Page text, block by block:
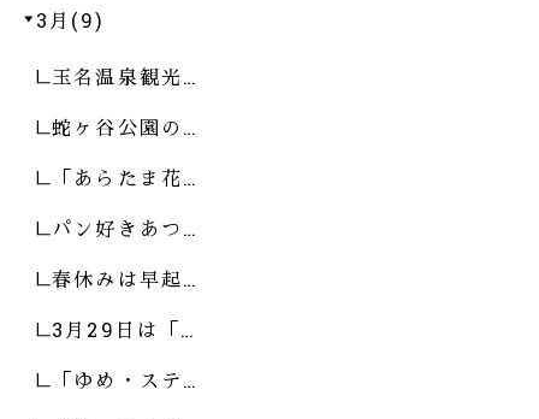
3月(9)
玉名温泉観光…
蛇ヶ谷公園の…
「あらたま花…
パン好きあつ…
春休みは早起…
3月29日は「…
「ゆめ・ステ…